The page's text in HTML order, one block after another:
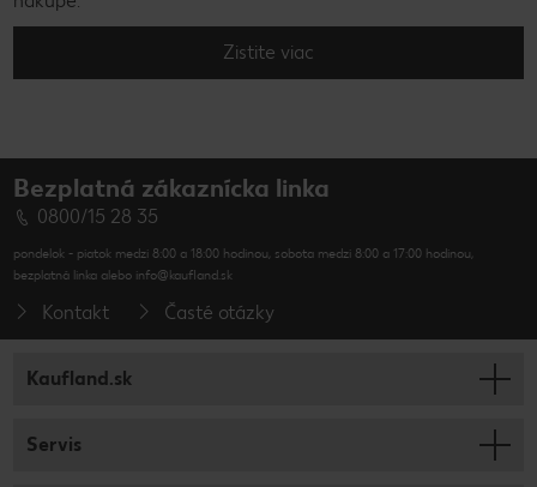
Zistite viac
Bezplatná zákaznícka linka
0800/15 28 35
pondelok - piatok medzi 8:00 a 18:00 hodinou, sobota medzi 8:00 a 17:00 hodinou,
bezplatná linka alebo info@kaufland.sk
Kontakt Časté otázky
Kaufland.sk
Servis